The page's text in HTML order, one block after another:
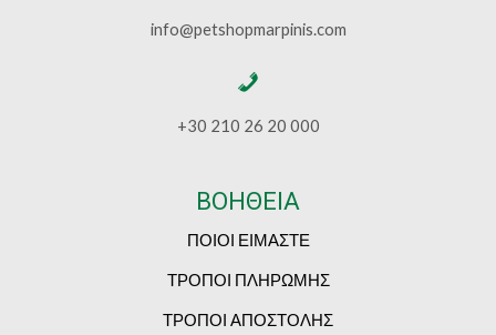
info@petshopmarpinis.com
+30 210 26 20 000
ΒΟΗΘΕΙΑ
ΠΟΙΟΙ ΕΙΜΑΣΤΕ
ΤΡΟΠΟΙ ΠΛΗΡΩΜΗΣ
ΤΡΟΠΟΙ ΑΠΟΣΤΟΛΗΣ